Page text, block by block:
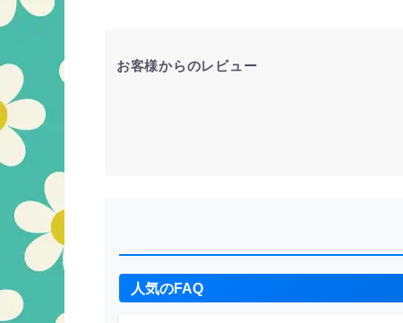
お客様からのレビュー
人気のFAQ